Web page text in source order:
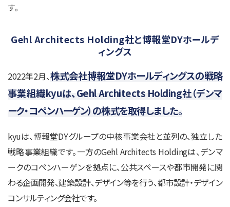
す。
Gehl Architects Holding社と博報堂DYホールデ
ィングス
2022年2月、株式会社博報堂DYホールディングスの戦略
事業組織kyuは、Gehl Architects Holding社（デンマ
ーク・コペンハーゲン）の株式を取得しました。
kyuは、博報堂DYグループの中核事業会社と並列の、独立した
戦略事業組織です。一方のGehl Architects Holdingは、デンマ
ークのコペンハーゲンを拠点に、公共スペースや都市開発に関
わる企画開発、建築設計、デザイン等を行う、都市設計・デザイン
コンサルティング会社です。